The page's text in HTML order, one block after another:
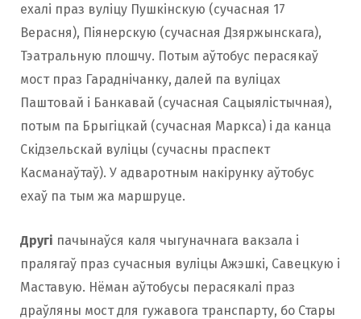
ехалі праз вуліцу Пушкінскую (сучасная 17
Верасня), Піянерскую (сучасная Дзяржынскага),
Тэатральную плошчу. Потым аўтобус перасякаў
мост праз Гараднічанку, далей па вуліцах
Паштовай і Банкавай (сучасная Сацыялістычная),
потым па Брыгіцкай (сучасная Маркса) і да канца
Скідзельскай вуліцы (сучасны праспект
Касманаўтаў). У адваротным накірунку аўтобус
ехаў па тым жа маршруце.
Другі пачынаўся каля чыгуначнага вакзала і
пралягаў праз сучасныя вуліцы Ажэшкі, Савецкую і
Маставую. Нёман аўтобусы перасякалі праз
драўляны мост для гужавога транспарту, бо Стары